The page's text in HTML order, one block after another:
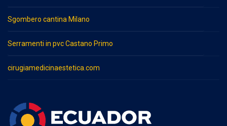
Sgombero cantina Milano
Serramenti in pvc Castano Primo
cirugiamedicinaestetica.com